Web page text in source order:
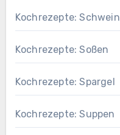
Kochrezepte: Schwein
Kochrezepte: Soßen
Kochrezepte: Spargel
Kochrezepte: Suppen